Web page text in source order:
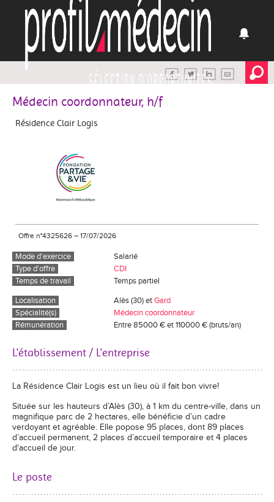
Médecin coordonnateur, h/f
Résidence Clair Logis
Offre n°4325626 – 17/07/2026
Mode d'exercice
Salarié
Type d'offre
CDI
Temps de travail
Temps partiel
Localisation
Alès (30) etGard
Spécialité(s)
Médecin coordonnateur
Rémunération
Entre 85000 € et 110000 € (bruts/an)
L'établissement / L'entreprise
La Résidence Clair Logis est un lieu où il fait bon vivre!
Située sur les hauteurs d’Alès (30), à 1 km du centre-ville, dans un
magnifique parc de 2 hectares, elle bénéficie d’un cadre
verdoyant et agréable. Elle popose 95 places, dont 89 places
d’accueil permanent, 2 places d’accueil temporaire et 4 places
d'accueil de jour.
Le poste